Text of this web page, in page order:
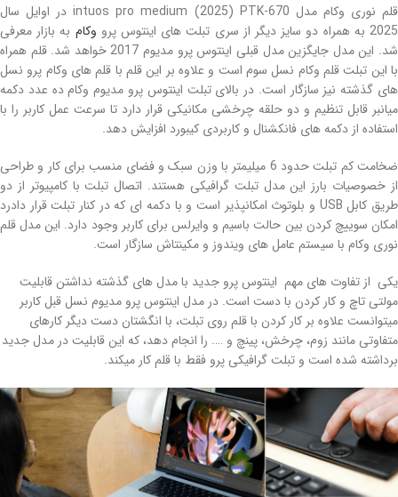
قلم نوری وکام مدل intuos pro medium (2025) PTK-670 در اوایل سال
2025 به همراه دو سایز دیگر از سری تبلت های اینتوس پرو
وکام به بازار معرفی
شد. این مدل جایگزین مدل قبلی اینتوس پرو مدیوم 2017 خواهد شد. قلم همراه
با این تبلت قلم وکام نسل سوم است و علاوه بر این قلم با قلم های وکام پرو نسل
های گذشته نیز سازگار است. در بالای تبلت اینتوس پرو مدیوم وکام ده عدد دکمه
میانبر قابل تنظیم و دو حلقه چرخشی مکانیکی قرار دارد تا سرعت عمل کاربر را با
استفاده از دکمه های فانکشنال و کاربردی کیبورد افزایش دهد.
ضخامت کم تبلت حدود 6 میلیمتر با وزن سبک و فضای منسب برای کار و طراحی
از خصوصیات بارز این مدل تبلت گرافیکی هستند. اتصال تبلت با کامپیوتر از دو
طریق کابل USB و بلوتوث امکانپذیر است و با دکمه ای که در کنار تبلت قرار دادرد
امکان سوییچ کردن بین حالت باسیم و وایرلس برای کاربر وجود دارد. این مدل قلم
نوری وکام با سیستم عامل های ویندوز و مکینتاش سازگار است.
یکی از تفاوت های مهم اینتوس پرو جدید با مدل های گذشته نداشتن قابلیت
مولتی تاچ و کار کردن با دست است. در مدل اینتوس پرو مدیوم نسل قبل کاربر
میتوانست علاوه بر کار کردن با قلم روی تبلت، با انگشتان دست دیگر کارهای
متفاوتی مانند زوم، چرخش، پینچ و …. را انجام دهد، که این قابلیت در مدل جدید
برداشته شده است و تبلت گرافیکی پرو فقط با قلم کار میکند.